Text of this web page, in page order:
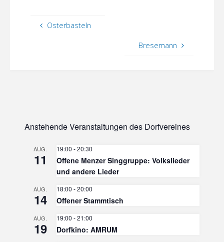
Osterbasteln
Bresemann
Anstehende Veranstaltungen des Dorfvereines
AUG.
11
19:00 -20:30
Offene Menzer Singgruppe: Volkslieder
und andere Lieder
AUG.
14
18:00 -20:00
Offener Stammtisch
AUG.
19
19:00 -21:00
Dorfkino: AMRUM